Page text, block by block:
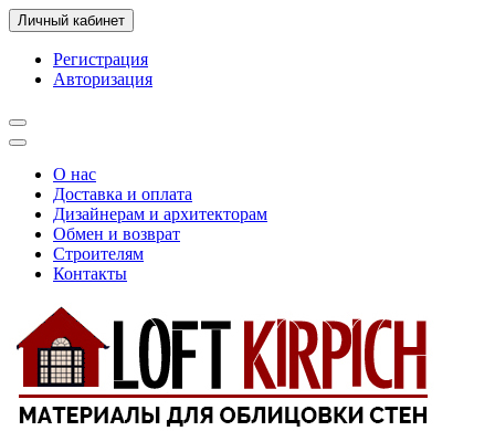
Личный кабинет
Регистрация
Авторизация
О нас
Доставка и оплата
Дизайнерам и архитекторам
Обмен и возврат
Строителям
Контакты